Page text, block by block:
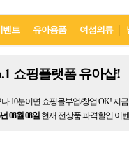
벤트 유아용품 여성의류
쇼핑플랫폼 유아샵!
10분이면 쇼핑몰부업/창업 OK! 지
08월 08일 현재 전상품 파격할인 이